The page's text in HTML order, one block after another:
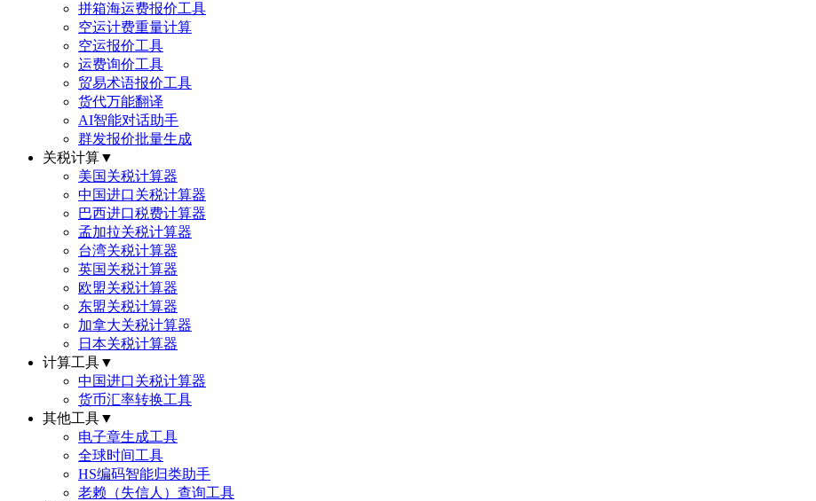
拼箱海运费报价工具
空运计费重量计算
空运报价工具
运费询价工具
贸易术语报价工具
货代万能翻译
AI智能对话助手
群发报价批量生成
关税计算▼
美国关税计算器
中国进口关税计算器
巴西进口税费计算器
孟加拉关税计算器
台湾关税计算器
英国关税计算器
欧盟关税计算器
东盟关税计算器
加拿大关税计算器
日本关税计算器
计算工具▼
中国进口关税计算器
货币汇率转换工具
其他工具▼
电子章生成工具
全球时间工具
HS编码智能归类助手
老赖（失信人）查询工具